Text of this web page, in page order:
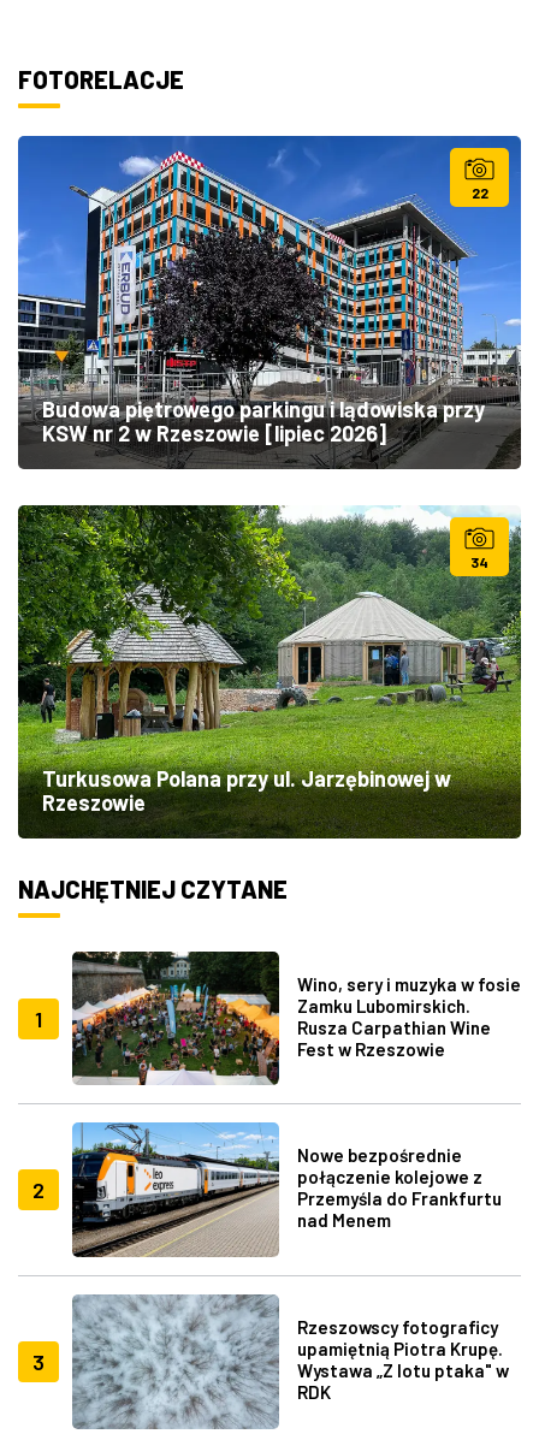
FOTORELACJE
22
Budowa piętrowego parkingu i lądowiska przy
KSW nr 2 w Rzeszowie [lipiec 2026]
34
Turkusowa Polana przy ul. Jarzębinowej w
Rzeszowie
NAJCHĘTNIEJ CZYTANE
1
Wino, sery i muzyka w fosie
Zamku Lubomirskich.
Rusza Carpathian Wine
Fest w Rzeszowie
2
Nowe bezpośrednie
połączenie kolejowe z
Przemyśla do Frankfurtu
nad Menem
3
Rzeszowscy fotograficy
upamiętnią Piotra Krupę.
Wystawa „Z lotu ptaka" w
RDK